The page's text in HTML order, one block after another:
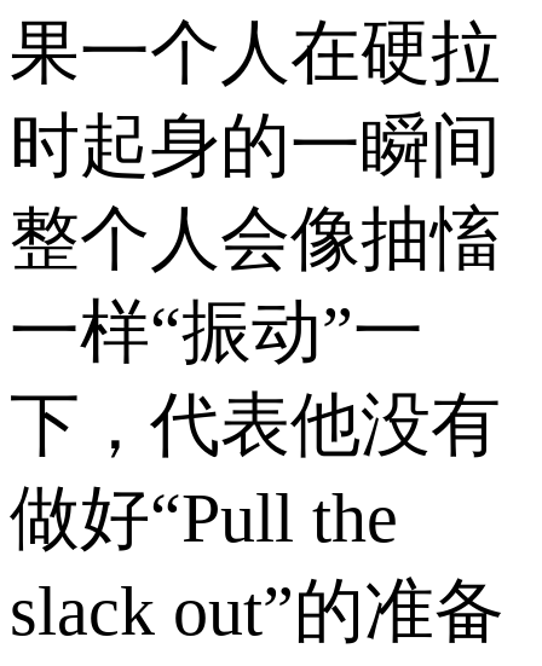
果一个人在硬拉
时起身的一瞬间
整个人会像抽慉
一样“振动”一
下，代表他没有
做好“Pull the
slack out”的准备